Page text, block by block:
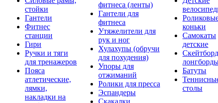
стойки
Гантели
Фитнес
станции
Гири
Ручки и тяги
для тренажеров
Пояса
атлетические,
лямки,
накладки на
фитнеса (ленты)
Гантели для
фитнеса
Утяжелители для
рук и ног
Хулахупы (обручи
для похудения)
Упоры для
отжиманий
Ролики для пресса
Эспандеры
Скакалки
коньки
Самокаты
детские
Батуты
столы